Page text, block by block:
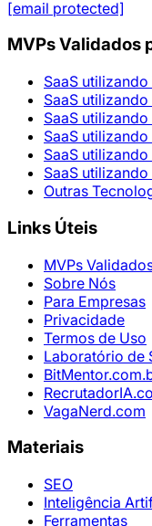
[email protected]
MVPs Validados
SaaS
SaaS utilizando
SaaS
SaaS utilizando
SaaS
SaaS
Outras
Links Úteis
MVPs
Sobre Nós
Para Empresas
Privacidade
Termos de Uso
Laboratório de
VagaNerd.com
Materiais
SEO
Inteligência
Ferramentas